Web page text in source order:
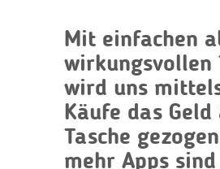
Mit einfachen
wirkungsvollen
wird uns
Käufe das Geld
Tasche
mehr Apps